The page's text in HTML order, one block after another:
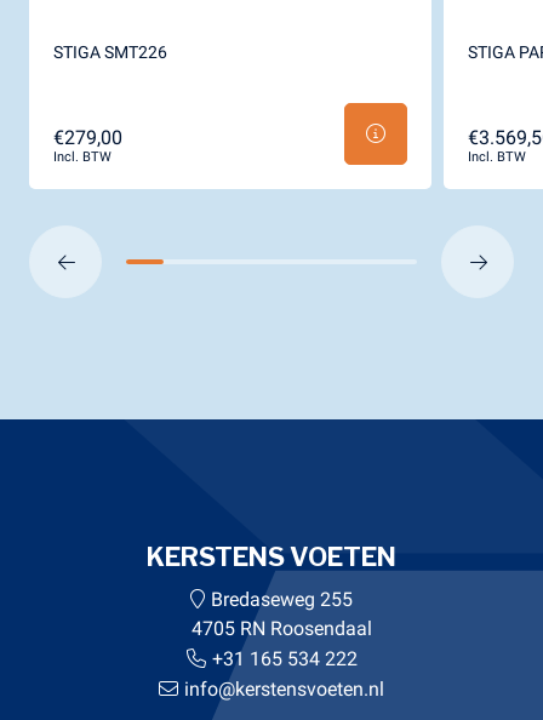
STIGA SMT226
€279,00
Incl. BTW
STIGA
Incl. BTW
KERSTENS VOETEN
Bredaseweg 255
4705 RN Roosendaal
+31 165 534 222
info@kerstensvoeten.nl